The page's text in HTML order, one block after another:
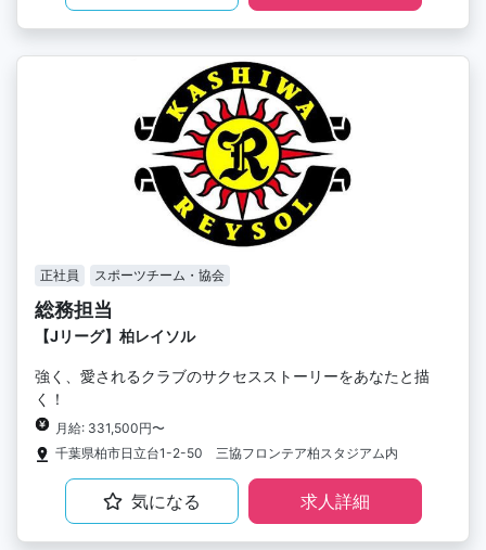
正社員 スポーツチーム・協会
総務担当
【Jリーグ】柏レイソル
強く、愛されるクラブのサクセスストーリーをあなたと描
く！
月給: 331,500円〜
千葉県柏市日立台1-2-50 三協フロンテア柏スタジアム内
気になる 求人詳細